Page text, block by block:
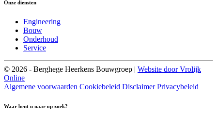
Onze diensten
Engineering
Bouw
Onderhoud
Service
© 2026 - Berghege Heerkens Bouwgroep | Website door Vrolijk
Online
Algemene voorwaarden Cookiebeleid Disclaimer Privacybeleid
Waar bent u naar op zoek?